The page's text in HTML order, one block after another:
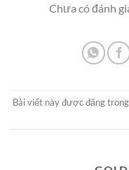
Chưa có đánh
Bài viết này được đăng trong